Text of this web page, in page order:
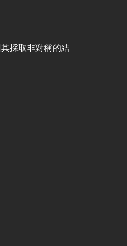
採取非對稱的結